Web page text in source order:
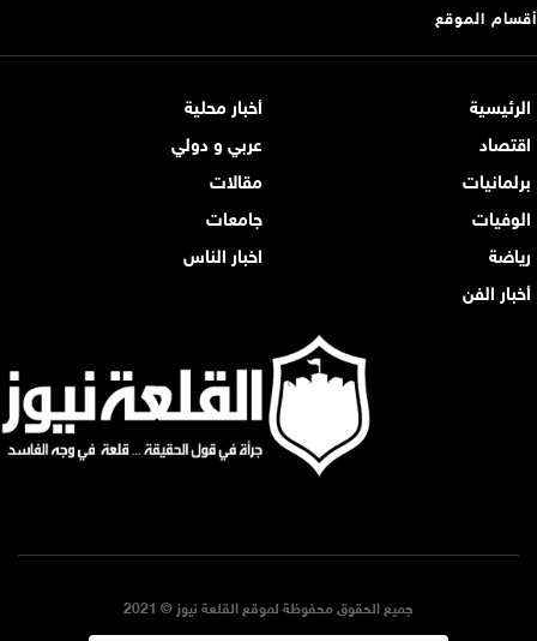
أقسام الموقع
الرئيسية
أخبار محلية
اقتصاد
عربي و دولي
برلمانيات
مقالات
الوفيات
جامعات
رياضة
اخبار الناس
أخبار الفن
جميع الحقوق محفوظة لموقع القلعة نيوز © 2021